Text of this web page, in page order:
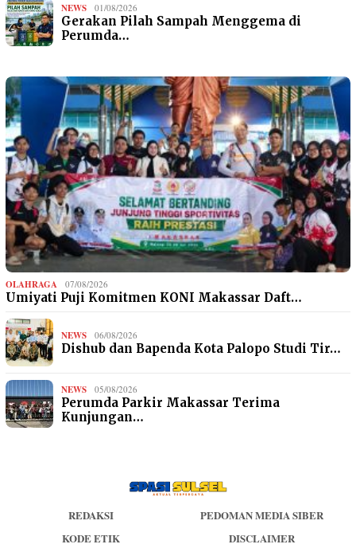
NEWS 01/08/2026
Gerakan Pilah Sampah Menggema di
Perumda…
OLAHRAGA 07/08/2026
Umiyati Puji Komitmen KONI Makassar Daft…
NEWS 06/08/2026
Dishub dan Bapenda Kota Palopo Studi Tir…
NEWS 05/08/2026
Perumda Parkir Makassar Terima
Kunjungan…
REDAKSI
PEDOMAN MEDIA SIBER
KODE ETIK
DISCLAIMER